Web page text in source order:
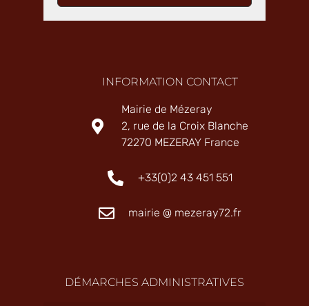
INFORMATION CONTACT
Mairie de Mézeray
2, rue de la Croix Blanche
72270 MEZERAY France
+33(0)2 43 451 551
mairie @ mezeray72.fr
DÉMARCHES ADMINISTRATIVES